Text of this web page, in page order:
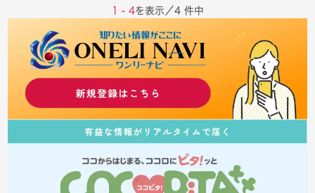
1 - 4を表示／4 件中